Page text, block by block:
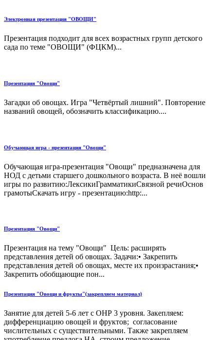
Электронная презентация "ОВОЩИ"
Презентация подходит для всех возрастных групп детского
сада по теме "ОВОЩИ" (ФЦКМ)...
Презентация "Овощи"
Загадки об овощах. Игра "Четвёртый лишний". Повторение
названий овощей, обозначить классификацию....
Обучающая игра - презентация "Овощи"
Обучающая игра-презентация "Овощи" предназначена для
НОД с детьми старшего дошкольного возраста. В неё вошли
игры по развитию:ЛексикиГрамматикиСвязной речиОснов
грамотыСкачать игру - презентацию:http:...
Презентация "Овощи"
Презентация на тему "Овощи" Цель: расширять
представления детей об овощах. Задачи:• Закрепить
представления детей об овощах, месте их произрастания;•
Закрепить обобщающие пон...
Презентация "Овощи и фрукты"(закрепляем материал)
Занятие для детей 5-6 лет с ОНР 3 уровня. Закепляем:
дифференциацию овощей и фруктов; согласование
числительных с существительными. Также закрепляем